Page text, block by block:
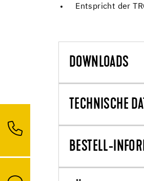
Entspricht der
DOWNLOADS
TECHNISCHE
BESTELL-